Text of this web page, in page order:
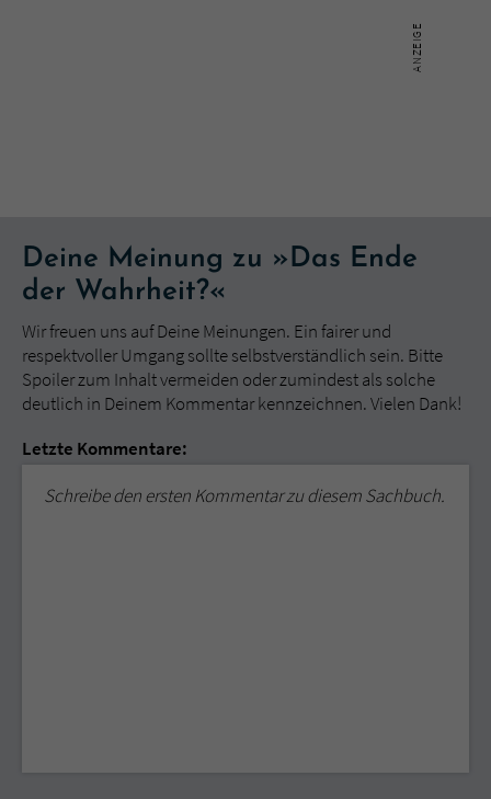
Deine Meinung zu »Das Ende
der Wahrheit?«
Wir freuen uns auf Deine Meinungen. Ein fairer und
respektvoller Umgang sollte selbstverständlich sein. Bitte
Spoiler zum Inhalt vermeiden oder zumindest als solche
deutlich in Deinem Kommentar kennzeichnen. Vielen Dank!
Letzte Kommentare:
Schreibe den ersten Kommentar zu diesem Sachbuch.